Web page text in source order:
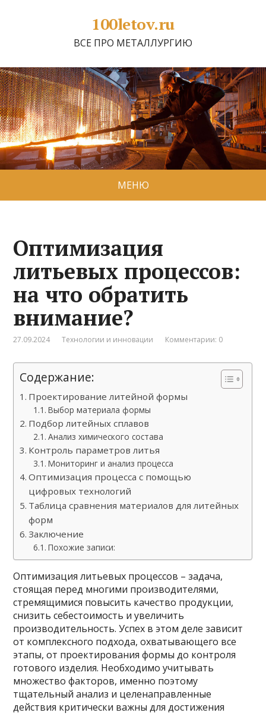
100letov.ru
ВСЕ ПРО МЕТАЛЛУРГИЮ
МЕНЮ
Оптимизация
литьевых процессов:
на что обратить
внимание?
27.09.2024 Технологии и инновации Комментарии: 0
Содержание:
Проектирование литейной формы
Выбор материала формы
Подбор литейных сплавов
Анализ химического состава
Контроль параметров литья
Мониторинг и анализ процесса
Оптимизация процесса с помощью
цифровых технологий
Таблица сравнения материалов для литейных
форм
Заключение
Похожие записи:
Оптимизация литьевых процессов – задача,
стоящая перед многими производителями,
стремящимися повысить качество продукции,
снизить себестоимость и увеличить
производительность. Успех в этом деле зависит
от комплексного подхода, охватывающего все
этапы, от проектирования формы до контроля
готового изделия. Необходимо учитывать
множество факторов, именно поэтому
тщательный анализ и целенаправленные
действия критически важны для достижения